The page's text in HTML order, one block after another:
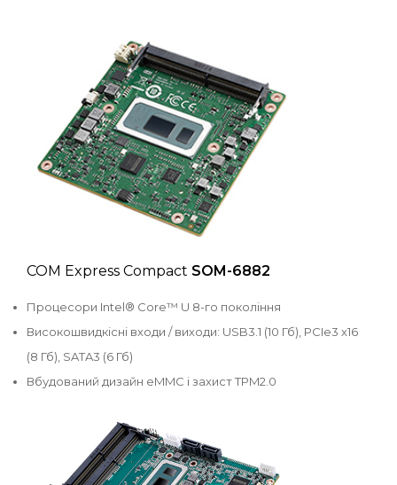
COM Express Compact SOM-6882
Процесори Intel® Core™ U 8-го покоління
Високошвидкісні входи / виходи: USB3.1 (10 Гб), PCIe3 x16
(8 Гб), SATA3 (6 Гб)
Вбудований дизайн eMMC і захист TPM2.0